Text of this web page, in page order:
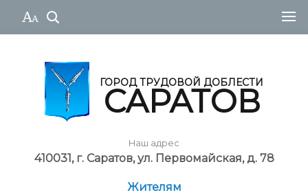
ГОРОД ТРУДОВОЙ ДОБЛЕСТИ
САРАТОВ
Наш адрес
410031, г. Саратов, ул. Первомайская, д. 78
Жителям